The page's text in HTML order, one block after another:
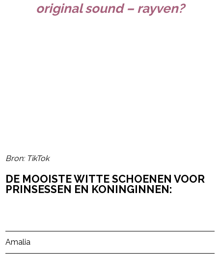
original sound – rayven?
Bron: TikTok
DE MOOISTE WITTE SCHOENEN VOOR
PRINSESSEN EN KONINGINNEN:
Amalia